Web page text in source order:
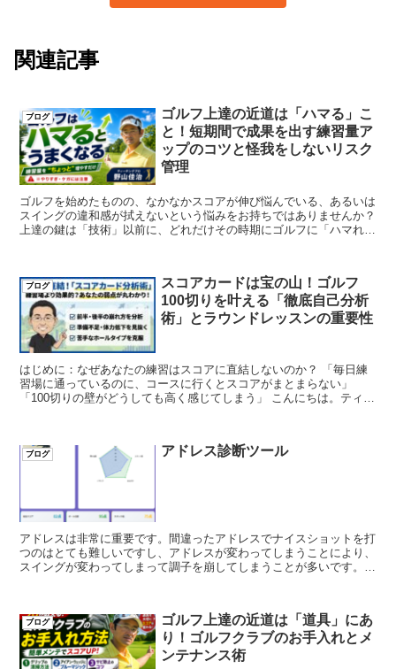
関連記事
ブログ
ゴルフ上達の近道は「ハマる」こ
と！短期間で成果を出す練習量ア
ップのコツと怪我をしないリスク
管理
ゴルフを始めたものの、なかなかスコアが伸び悩んでいる、あるいは
スイングの違和感が拭えないという悩みをお持ちではありませんか？
上達の鍵は「技術」以前に、どれだけその時期にゴルフに「ハマれる
ブログ
スコアカードは宝の山！ゴルフ
100切りを叶える「徹底自己分析
術」とラウンドレッスンの重要性
はじめに：なぜあなたの練習はスコアに直結しないのか？ 「毎日練
習場に通っているのに、コースに行くとスコアがまとまらない」
「100切りの壁がどうしても高く感じてしまう」 こんにちは。ティー
ブログ アドレス診断ツール
アドレスは非常に重要です。間違ったアドレスでナイスショットを打
つのはとても難しいですし、アドレスが変わってしまうことにより、
スイングが変わってしまって調子を崩してしまうことが多いです。
ブログ
ゴルフ上達の近道は「道具」にあ
り！ゴルフクラブのお手入れとメ
ンテナンス術